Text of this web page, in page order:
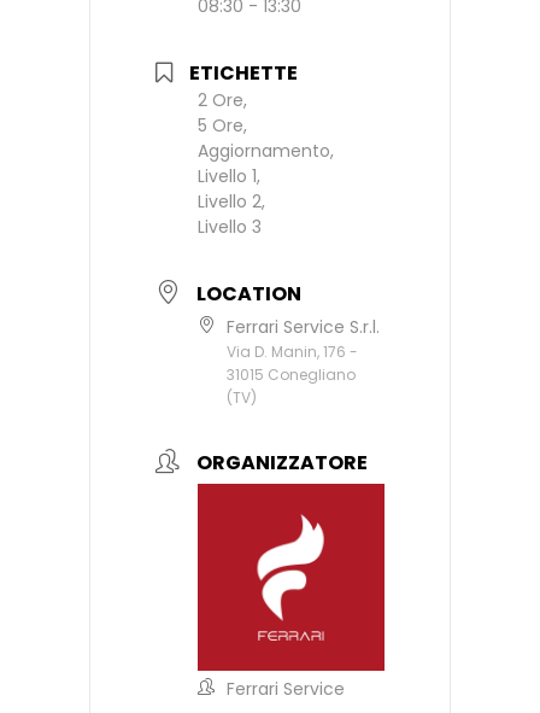
08:30 - 13:30
ETICHETTE
2 Ore,
5 Ore,
Aggiornamento,
Livello 1,
Livello 2,
Livello 3
LOCATION
Ferrari Service S.r.l.
Via D. Manin, 176 -
31015 Conegliano
(TV)
ORGANIZZATORE
Ferrari Service